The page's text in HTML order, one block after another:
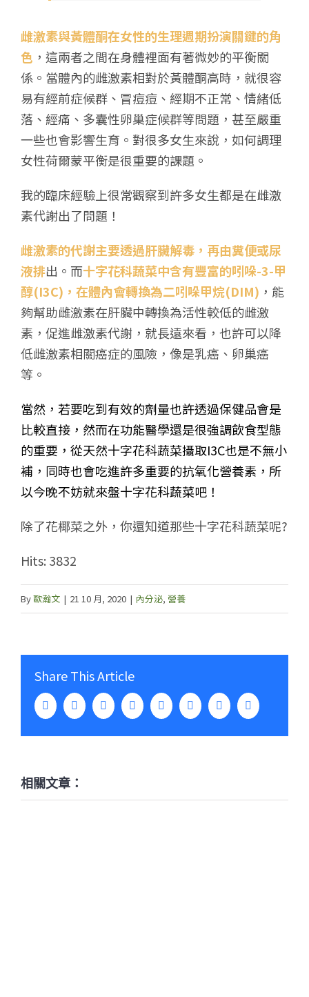
雌激素與黃體酮在女性的生理週期扮演關鍵的角
色 ，這兩者之間在身體裡面有著微妙的平衡關
係。當體內的雌激素相對於黃體酮高時，就很容
易有經前症候群、冒痘痘、經期不正常、情緒低
落、經痛、多囊性卵巢症候群等問題，甚至嚴重
一些也會影響生育。對很多女生來說，如何調理
女性荷爾蒙平衡是很重要的課題。
我的臨床經驗上很常觀察到許多女生都是在雌激
素代謝出了問題！
雌激素的代謝主要透過肝臟解毒，再由糞便或尿
液排出。而十字花科蔬菜中含有豐富的吲哚-3-甲
醇(I3C)，在體內會轉換為二吲哚甲烷(DIM) ，能
夠幫助雌激素在肝臟中轉換為活性較低的雌激
素，促進雌激素代謝，就長遠來看，也許可以降
低雌激素相關癌症的風險，像是乳癌、卵巢癌
等。
當然，若要吃到有效的劑量也許透過保健品會是
比較直接，然而在功能醫學還是很強調飲食型態
的重要，從天然十字花科蔬菜攝取I3C也是不無小
補，同時也會吃進許多重要的抗氧化營養素，所
以今晚不妨就來盤十字花科蔬菜吧！
除了花椰菜之外，你還知道那些十字花科蔬菜呢?
Hits: 3832
By歐瀚文 | 21 10 月, 2020 | 內分泌, 營養
Share This Article
FacebookTwitter LinkedInWhatsAppTumblr PinterestVk Email:
相關文章：